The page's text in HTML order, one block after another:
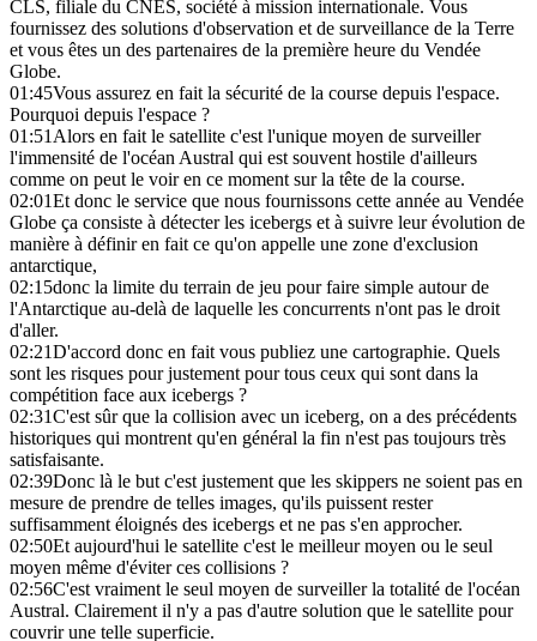
CLS, filiale du CNES, société à mission internationale. Vous
fournissez des solutions d'observation et de surveillance de la Terre
et vous êtes un des partenaires de la première heure du Vendée
Globe.
01:45Vous assurez en fait la sécurité de la course depuis l'espace.
Pourquoi depuis l'espace ?
01:51Alors en fait le satellite c'est l'unique moyen de surveiller
l'immensité de l'océan Austral qui est souvent hostile d'ailleurs
comme on peut le voir en ce moment sur la tête de la course.
02:01Et donc le service que nous fournissons cette année au Vendée
Globe ça consiste à détecter les icebergs et à suivre leur évolution de
manière à définir en fait ce qu'on appelle une zone d'exclusion
antarctique,
02:15donc la limite du terrain de jeu pour faire simple autour de
l'Antarctique au-delà de laquelle les concurrents n'ont pas le droit
d'aller.
02:21D'accord donc en fait vous publiez une cartographie. Quels
sont les risques pour justement pour tous ceux qui sont dans la
compétition face aux icebergs ?
02:31C'est sûr que la collision avec un iceberg, on a des précédents
historiques qui montrent qu'en général la fin n'est pas toujours très
satisfaisante.
02:39Donc là le but c'est justement que les skippers ne soient pas en
mesure de prendre de telles images, qu'ils puissent rester
suffisamment éloignés des icebergs et ne pas s'en approcher.
02:50Et aujourd'hui le satellite c'est le meilleur moyen ou le seul
moyen même d'éviter ces collisions ?
02:56C'est vraiment le seul moyen de surveiller la totalité de l'océan
Austral. Clairement il n'y a pas d'autre solution que le satellite pour
couvrir une telle superficie.